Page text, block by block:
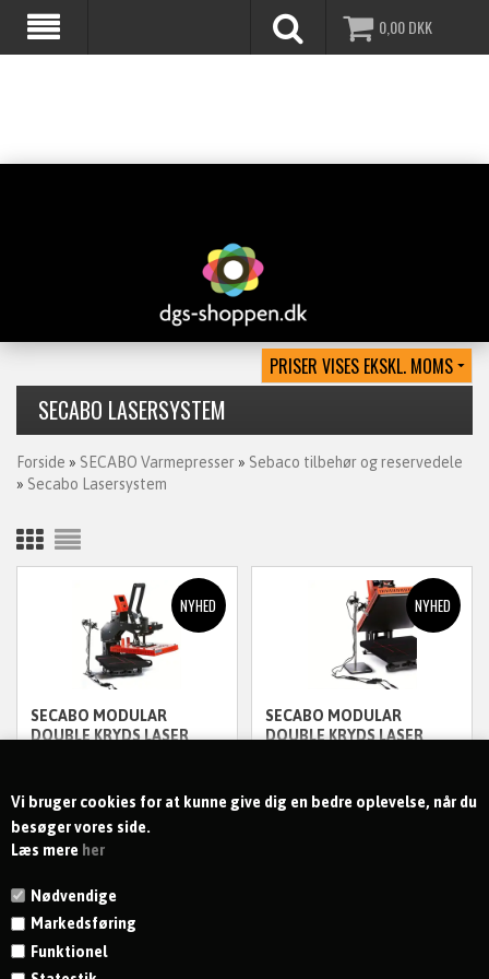
Vi bruger cookies for at kunne give dig en bedre oplevelse, når du
besøger vores side.
Læs mere her
Nødvendige
Markedsføring
Funktionel
0,00DKK
SECABO LASERSYSTEM
Forside » SECABO Varmepresser » Sebaco tilbehør og reservedele
» Secabo Lasersystem
SECABO MODULAR
DOUBLE KRYDS LASER
SECABO MODULAR
DOUBLE KRYDS LASER